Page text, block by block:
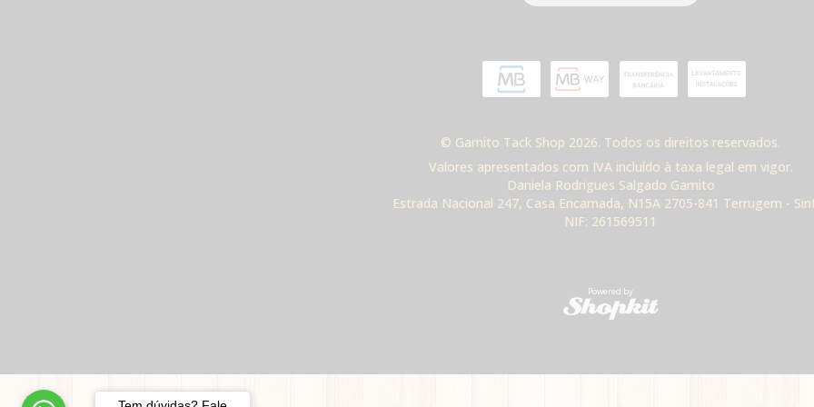
© Gamito Tack Shop 2026. Todos os direitos reservados.
Valores apresentados com IVA incluído à taxa legal em vigor.
Daniela Rodrigues Salgado Gamito
Estrada Nacional 247, Casa Encarnada, N15A 2705-841 Terrugem -
NIF: 261569511
Powered by